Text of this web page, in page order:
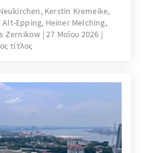
Opposition
werden sollen.
im Gesundheitswesen.
Kerstin Kremeike,
Epping, Heiner Melching,
Zernikow 27 Μαΐου 2026
τίτλος